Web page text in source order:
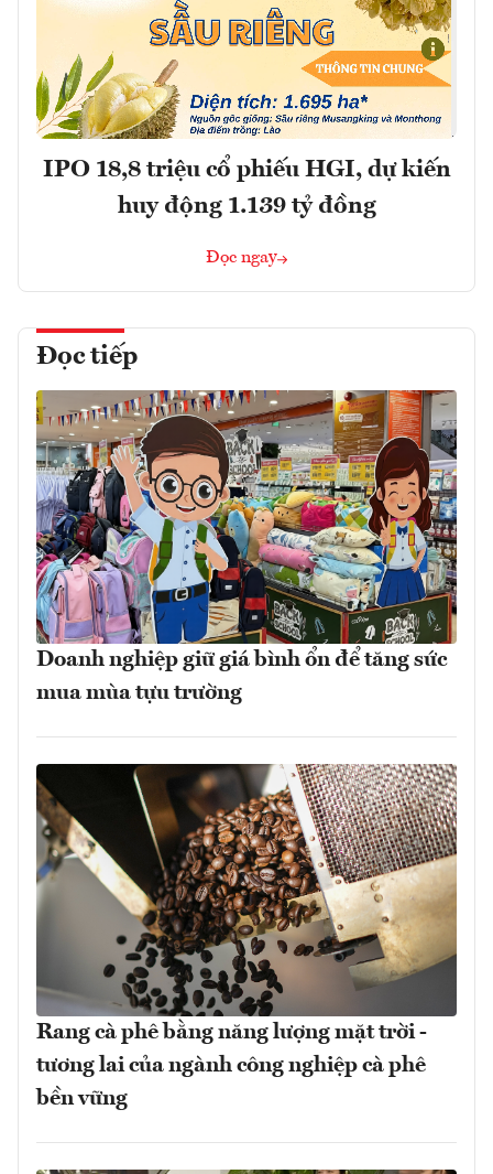
IPO 18,8 triệu cổ phiếu HGI, dự kiến
huy động 1.139 tỷ đồng
Đọc ngay
Đọc tiếp
Doanh nghiệp giữ giá bình ổn để tăng sức
mua mùa tựu trường
Rang cà phê bằng năng lượng mặt trời -
tương lai của ngành công nghiệp cà phê
bền vững